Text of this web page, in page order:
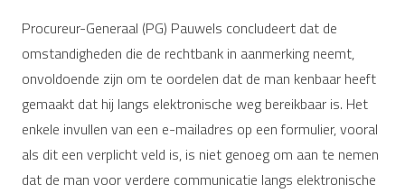
Procureur-Generaal (PG) Pauwels concludeert dat de
omstandigheden die de rechtbank in aanmerking neemt,
onvoldoende zijn om te oordelen dat de man kenbaar heeft
gemaakt dat hij langs elektronische weg bereikbaar is. Het
enkele invullen van een e-mailadres op een formulier, vooral
als dit een verplicht veld is, is niet genoeg om aan te nemen
dat de man voor verdere communicatie langs elektronische